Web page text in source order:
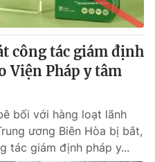
Vươn mình bằng AI
VTV8
công tác giám định
Viện Pháp y tâm
bối với hàng loạt lãnh
ương Biên Hòa bị bắt,
tác giám định pháp y...